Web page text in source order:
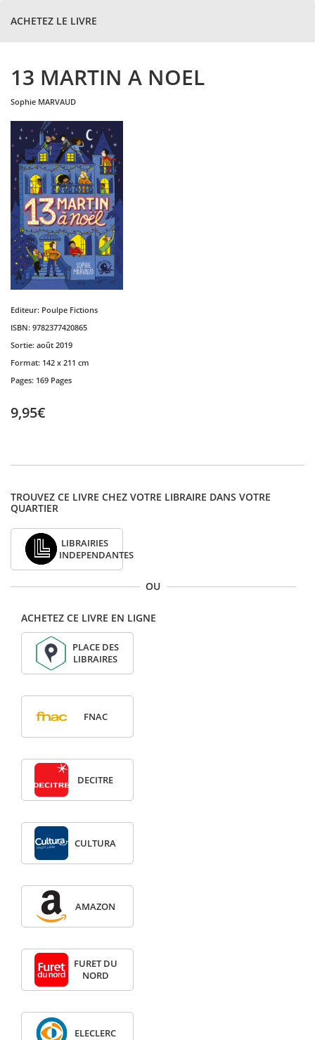
ACHETEZ LE LIVRE
13 MARTIN A NOEL
sophie MARVAUD
Editeur: Poulpe Fictions
ISBN: 9782377420865
Sortie: août 2019
Format: 142 x 211 cm
Pages: 169 Pages
9,95€
TROUVEZ CE LIVRE CHEZ VOTRE LIBRAIRE DANS VOTRE
QUARTIER
LIBRAIRIES
INDEPENDANTES
OU
ACHETEZ CE LIVRE EN LIGNE
PLACE DES
LIBRAIRES
FNAC
DECITRE
CULTURA
AMAZON
FURET DU
NORD
ELECLERC